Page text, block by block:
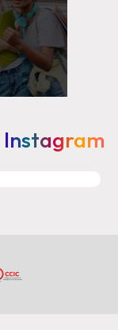
Instagram